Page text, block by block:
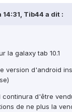
Tib44 a dit :
la galaxy tab 10.1
version d'android
continura d'être
de ne plus la